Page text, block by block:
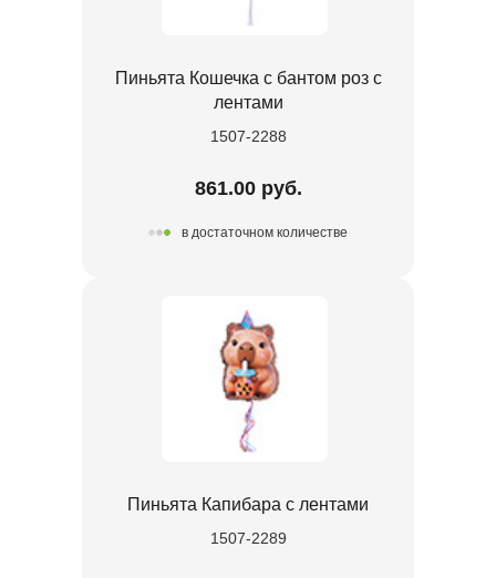
Пиньята Кошечка с бантом роз с
лентами
1507-2288
861.00 руб.
в достаточном количестве
Пиньята Капибара с лентами
1507-2289